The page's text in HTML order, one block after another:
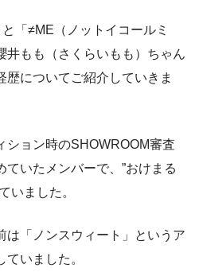
「≠ME（ノットイコールミ
井もも（さくらいもも）ちゃん
についてご紹介していきま
ション時のSHOWROOM審査
いたメンバーで、”おけまる
いました。
は「ノンスウィート」というア
いました。